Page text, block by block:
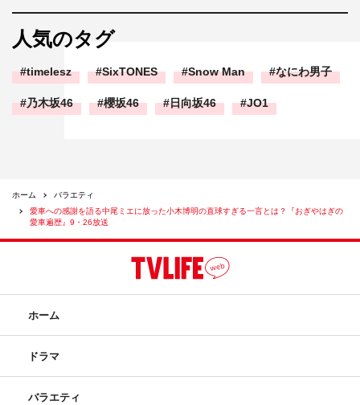
人気のタグ
timelesz SixTONES Snow Man なにわ男子
乃木坂46 櫻坂46 日向坂46 JO1
ホーム
バラエティ
愛車への感謝を語る中尾ミエに放った小木博明の直球すぎる一言とは？『おぎやはぎの
愛車遍歴』9・26放送
ホーム
ドラマ
バラエティ